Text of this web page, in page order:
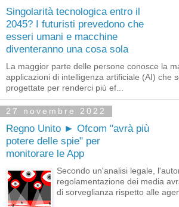
Singolarità tecnologica entro il
2045? I futuristi prevedono che
esseri umani e macchine
diventeranno una cosa sola
La maggior parte delle persone conosce la
applicazioni di intelligenza artificiale (AI) che
progettate per renderci più ef...
27 novembre 2022
Regno Unito ► Ofcom "avrà più
potere delle spie" per
monitorare le App
Secondo un'analisi legale,
regolamentazione dei media
di sorveglianza rispetto alle